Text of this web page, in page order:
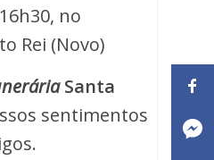
no
Rei (Novo)
Santa
sentimentos